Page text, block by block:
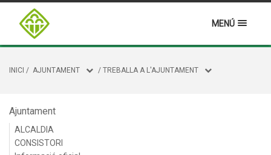
MENÚ
INICI / AJUNTAMENT / TREBALLA A L'AJUNTAMENT
Ajuntament
ALCALDIA
CONSISTORI